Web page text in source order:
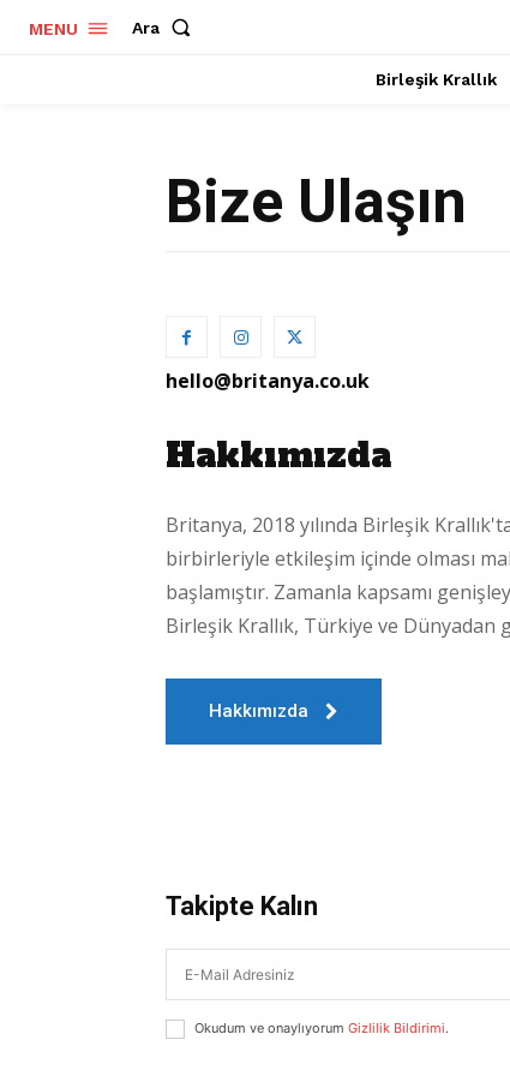
MENU Ara
Birleşik Krallık
Bize Ulaşın
hello@britanya.co.uk
Hakkımızda
Britanya, 2018 yılında Birleşik
birbirleriyle etkileşim içinde olması
başlamıştır. Zamanla kapsamı
Birleşik Krallık, Türkiye ve Dünyadan
Hakkımızda
Takipte Kalın
Okudum ve onaylıyorum Gizlilik Bildirimi.